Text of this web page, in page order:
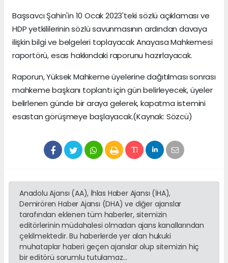
Başsavcı Şahin'in 10 Ocak 2023'teki sözlü açıklaması ve
HDP yetkililerinin sözlü savunmasının ardından davaya
ilişkin bilgi ve belgeleri toplayacak Anayasa Mahkemesi
raportörü, esas hakkındaki raporunu hazırlayacak.
Raporun, Yüksek Mahkeme üyelerine dağıtılması sonrası
mahkeme başkanı toplantı için gün belirleyecek, üyeler
belirlenen günde bir araya gelerek, kapatma istemini
esastan görüşmeye başlayacak.(Kaynak: Sözcü)
Anadolu Ajansı (AA), İhlas Haber Ajansı (İHA),
Demirören Haber Ajansı (DHA) ve diğer ajanslar
tarafından eklenen tüm haberler, sitemizin
editörlerinin müdahalesi olmadan ajans kanallarından
çekilmektedir. Bu haberlerde yer alan hukuki
muhataplar haberi geçen ajanslar olup sitemizin hiç
bir editörü sorumlu tutulamaz...